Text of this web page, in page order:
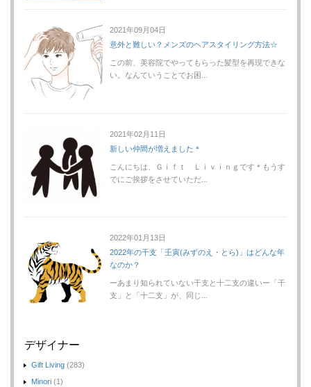
2021年09月04日
意外と難しい？メンズのヘアスタイリング方法☆
この前、美容院でやってもらった髪型を再現できな
い。なんていうことでお困...
2021年02月11日
新しい仲間が増えました＊
こんにちは、Ｇｉｆｔ Ｌｉｖｉｎｇです＊もうす
でにご挨拶をさせていただ...
2022年01月13日
2022年の干支「壬寅(みずのえ・とら)」はどんな年
なのか？
ーあまり知られていない干支と十二支の違いー「干
支」と「十二支」が、同じ...
デザイナー
Gift Living (283)
Minori (1)